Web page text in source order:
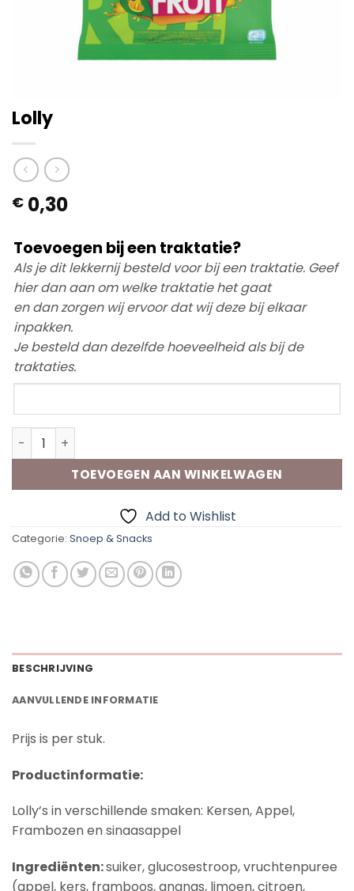
Lolly
€ 0,30
Toevoegen bij een traktatie?
Als je dit lekkernij besteld voor bij een traktatie. Geef
hier dan aan om welke traktatie het gaat
en dan zorgen wij ervoor dat wij deze bij elkaar
inpakken.
Je besteld dan dezelfde hoeveelheid als bij de
traktaties.
een
traktatie?
Lolly aantal
TOEVOEGEN AAN WINKELWAGEN
Add to Wishlist
Categorie: Snoep & Snacks
BESCHRIJVING
AANVULLENDE INFORMATIE
Prijs is per stuk.
Productinformatie:
Lolly’s in verschillende smaken: Kersen, Appel,
Frambozen en sinaasappel
Ingrediënten:suiker, glucosestroop, vruchtenpuree
(appel, kers, framboos, ananas, limoen, citroen,